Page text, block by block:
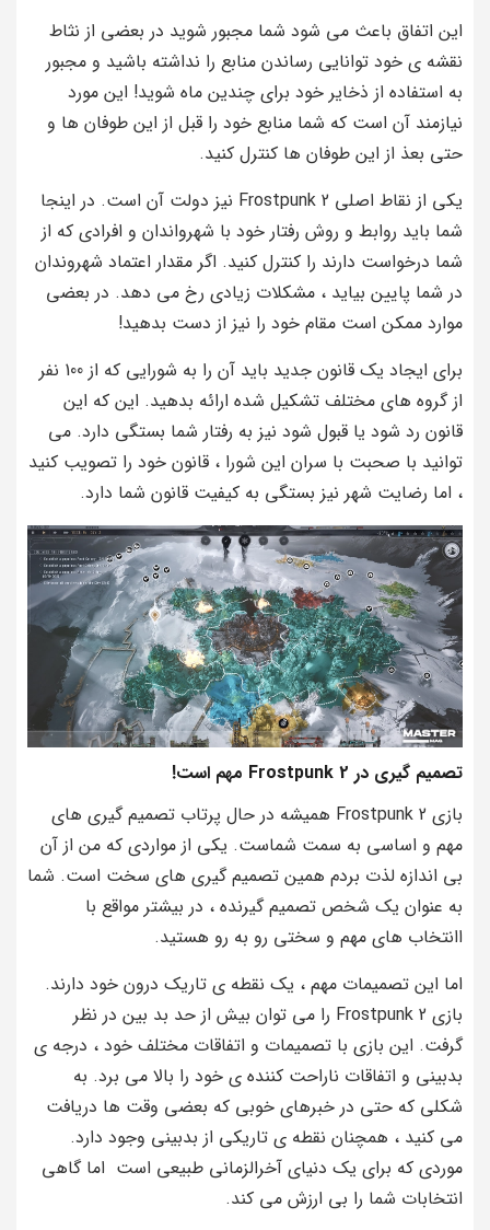
این اتفاق باعث می شود شما مجبور شوید در بعضی از نثاط
نقشه ی خود توانایی رساندن منابع را نداشته باشید و مجبور
به استفاده از ذخایر خود برای چندین ماه شوید! این مورد
نیازمند آن است که شما منابع خود را قبل از این طوفان ها و
حتی بعذ از این طوفان ها کنترل کنید.
یکی از نقاط اصلی Frostpunk 2 نیز دولت آن است. در اینجا
شما باید روابط و روش رفتار خود با شهرواندان و افرادی که از
شما درخواست دارند را کنترل کنید. اگر مقدار اعتماد شهروندان
در شما پایین بیاید ، مشکلات زیادی رخ می دهد. در بعضی
موارد ممکن است مقام خود را نیز از دست بدهید!
برای ایجاد یک قانون جدید باید آن را به شورایی که از 100 نفر
از گروه های مختلف تشکیل شده ارائه بدهید. این که این
قانون رد شود یا قبول شود نیز به رفتار شما بستگی دارد. می
توانید با صحبت با سران این شورا ، قانون خود را تصویب کنید
، اما رضایت شهر نیز بستگی به کیفیت قانون شما دارد.
تصمیم گیری در Frostpunk 2 مهم است!
بازی Frostpunk 2 همیشه در حال پرتاب تصمیم گیری های
مهم و اساسی به سمت شماست. یکی از مواردی که من از آن
بی اندازه لذت بردم همین تصمیم گیری های سخت است. شما
به عنوان یک شخص تصمیم گیرنده ، در بیشتر مواقع با
اانتخاب های مهم و سختی رو به رو هستید.
اما این تصمیمات مهم ، یک نقطه ی تاریک درون خود دارند.
بازی Frostpunk 2 را می توان بیش از حد بد بین در نظر
گرفت. این بازی با تصمیمات و اتفاقات مختلف خود ، درجه ی
بدبینی و اتفاقات ناراحت کننده ی خود را بالا می برد. به
شکلی که حتی در خبرهای خوبی که بعضی وقت ها دریافت
می کنید ، همچنان نقطه ی تاریکی از بدبینی وجود دارد.
موردی که برای یک دنیای آخرالزمانی طبیعی است اما گاهی
انتخابات شما را بی ارزش می کند.